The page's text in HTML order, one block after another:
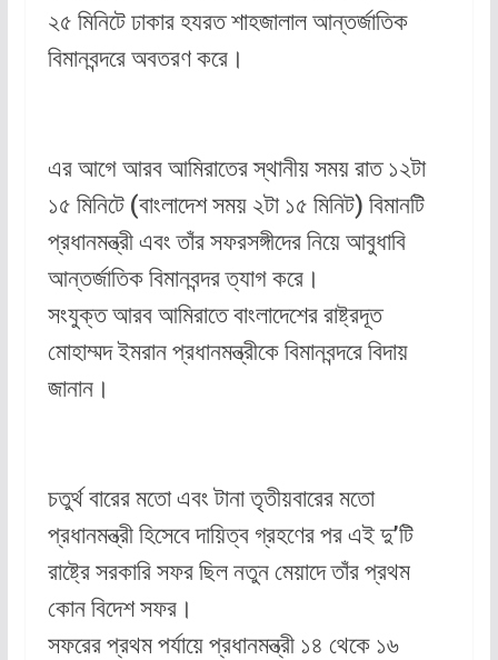
২৫ মিনিটে ঢাকার হযরত শাহজালাল আন্তর্জাতিক
বিমানবন্দরে অবতরণ করে।
এর আগে আরব আমিরাতের স্থানীয় সময় রাত ১২টা
১৫ মিনিটে (বাংলাদেশ সময় ২টা ১৫ মিনিট) বিমানটি
প্রধানমন্ত্রী এবং তাঁর সফরসঙ্গীদের নিয়ে আবুধাবি
আন্তর্জাতিক বিমানবন্দর ত্যাগ করে।
সংযুক্ত আরব আমিরাতে বাংলাদেশের রাষ্ট্রদূত
মোহাম্মদ ইমরান প্রধানমন্ত্রীকে বিমানবন্দরে বিদায়
জানান।
চতুর্থ বারের মতো এবং টানা তৃতীয়বারের মতো
প্রধানমন্ত্রী হিসেবে দায়িত্ব গ্রহণের পর এই দু’টি
রাষ্ট্রে সরকারি সফর ছিল নতুন মেয়াদে তাঁর প্রথম
কোন বিদেশ সফর।
সফরের প্রথম পর্যায়ে প্রধানমন্ত্রী ১৪ থেকে ১৬